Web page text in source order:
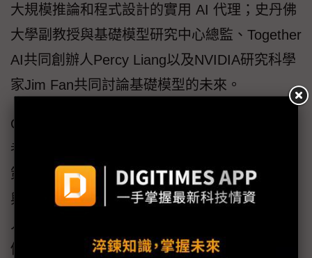
大規模推論和程式設計的實用 AI 代理；史丹佛
大學副教授與基礎模型研究中心總監、Together
AI共同創辦人Percy Liang以及NVIDIA研究科學
家Jim Fan共同討論基礎模型的未來。
GTC為職業專業人士、政策制定者、教育工作
者和學生提供豐富多樣的學習和發展機會。政
策制定者可以與來自美國國會、美國國家標準
與技術研究院、歐盟和NVIDIA的代表一起討論
人工智慧監管所面臨的挑戰。與會者可以從20
個全天、有講師指導的實踐技術研討會中進行